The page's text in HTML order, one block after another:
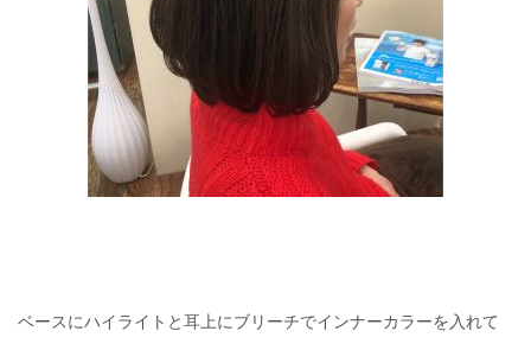
ベースにハイライトと耳上にブリーチでインナーカラーを入れて